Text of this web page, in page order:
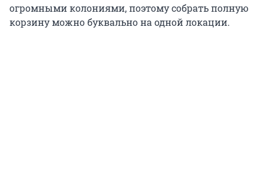
огромными колониями, поэтому собрать полную
корзину можно буквально на одной локации.